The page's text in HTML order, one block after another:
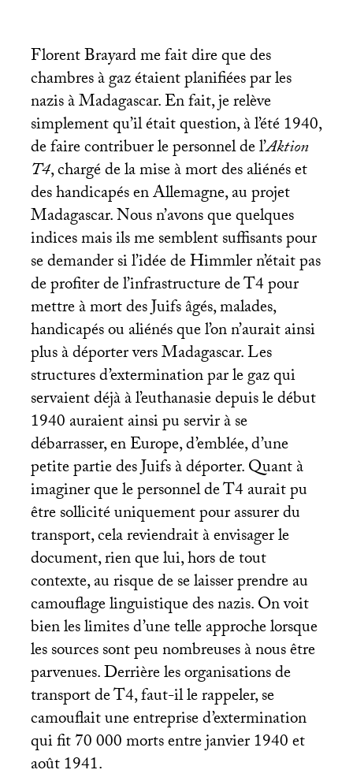
Florent Brayard me fait dire que des
chambres à gaz étaient planifiées par les
nazis à Madagascar. En fait, je relève
simplement qu’il était question, à l’été 1940,
de faire contribuer le personnel de l’Aktion
T4, chargé de la mise à mort des aliénés et
des handicapés en Allemagne, au projet
Madagascar. Nous n’avons que quelques
indices mais ils me semblent suffisants pour
se demander si l’idée de Himmler n’était pas
de profiter de l’infrastructure de T4 pour
mettre à mort des Juifs âgés, malades,
handicapés ou aliénés que l’on n’aurait ainsi
plus à déporter vers Madagascar. Les
structures d’extermination par le gaz qui
servaient déjà à l’euthanasie depuis le début
1940 auraient ainsi pu servir à se
débarrasser, en Europe, d’emblée, d’une
petite partie des Juifs à déporter. Quant à
imaginer que le personnel de T4 aurait pu
être sollicité uniquement pour assurer du
transport, cela reviendrait à envisager le
document, rien que lui, hors de tout
contexte, au risque de se laisser prendre au
camouflage linguistique des nazis. On voit
bien les limites d’une telle approche lorsque
les sources sont peu nombreuses à nous être
parvenues. Derrière les organisations de
transport de T4, faut-il le rappeler, se
camouflait une entreprise d’extermination
qui fit 70 000 morts entre janvier 1940 et
août 1941.